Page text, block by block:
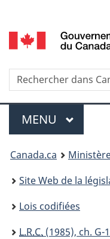
selection
Recherche
Menu
MENU
You
are
here:
Canada.ca
Site Web de la
Lois codifiées
L.R.C. (1985), ch.